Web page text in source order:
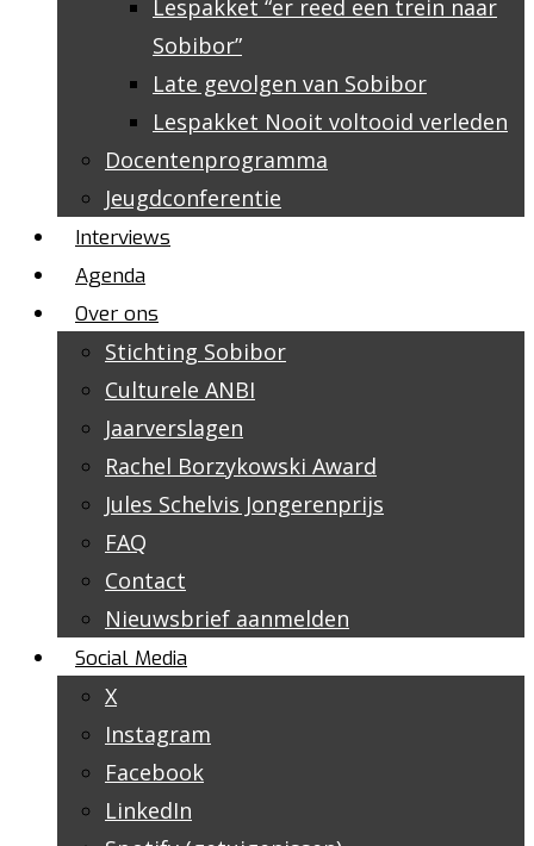
Lespakket “er reed een trein naar
Sobibor”
Late gevolgen van Sobibor
Lespakket Nooit voltooid verleden
Docentenprogramma
Jeugdconferentie
Interviews
Agenda
Over ons
Stichting Sobibor
Culturele ANBI
Jaarverslagen
Rachel Borzykowski Award
Jules Schelvis Jongerenprijs
FAQ
Contact
Nieuwsbrief aanmelden
Social Media
X
Instagram
Facebook
LinkedIn